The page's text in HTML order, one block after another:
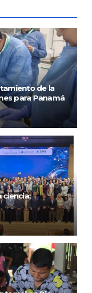
de la
para Panamá
ciencia;